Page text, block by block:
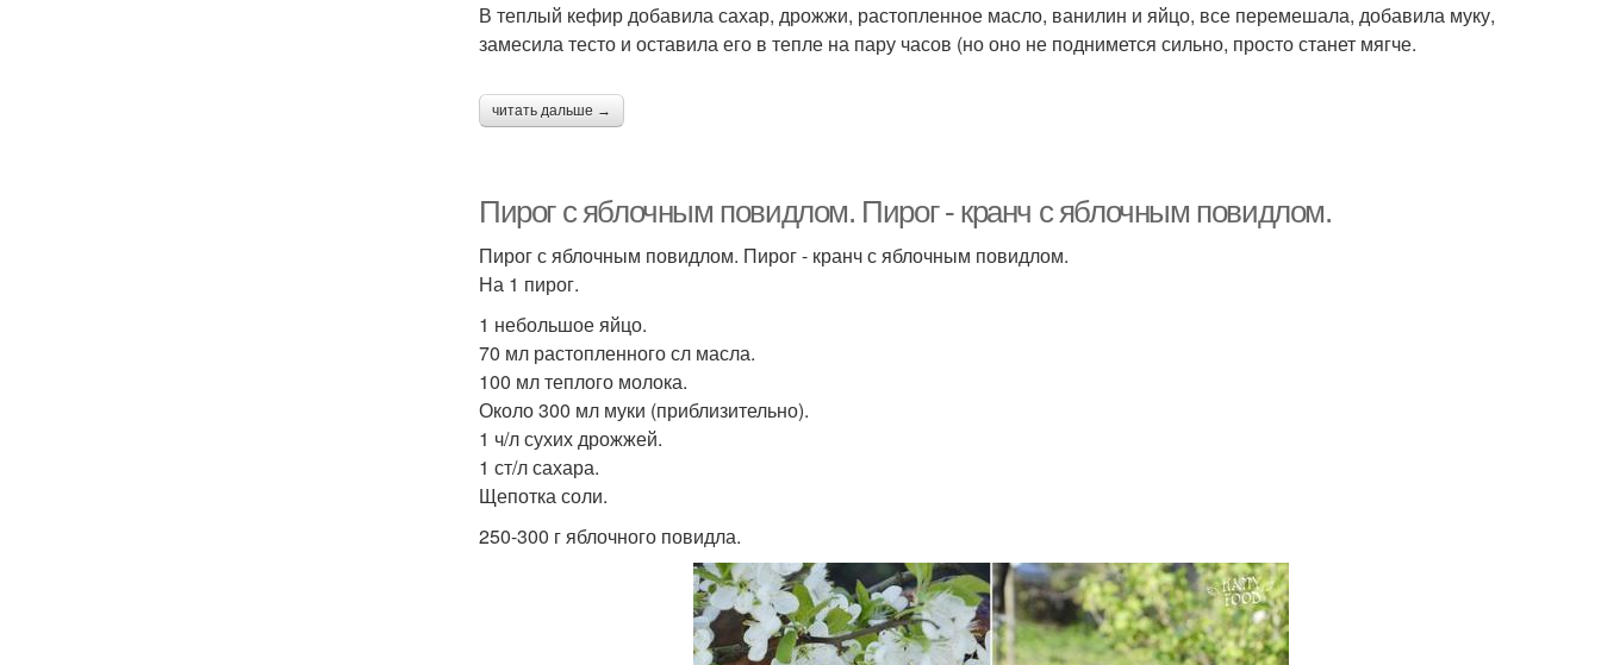
В теплый кефир добавила сахар, дрожжи, растопленное масло, ванилин и яйцо, все перемешала, добавила муку,
замесила тесто и оставила его в тепле на пару часов (но оно не поднимется сильно, просто станет мягче.
читать дальше →
Пирог с яблочным повидлом. Пирог - кранч с яблочным повидлом.
Пирог с яблочным повидлом. Пирог - кранч с яблочным повидлом.
На 1 пирог.
1 небольшое яйцо.
70 мл растопленного сл масла.
100 мл теплого молока.
Около 300 мл муки (приблизительно).
1 ч/л сухих дрожжей.
1 ст/л сахара.
Щепотка соли.
250-300 г яблочного повидла.